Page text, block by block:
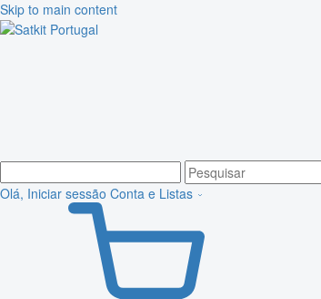
Skip to main content
Olá, Iniciar sessão Conta e Listas